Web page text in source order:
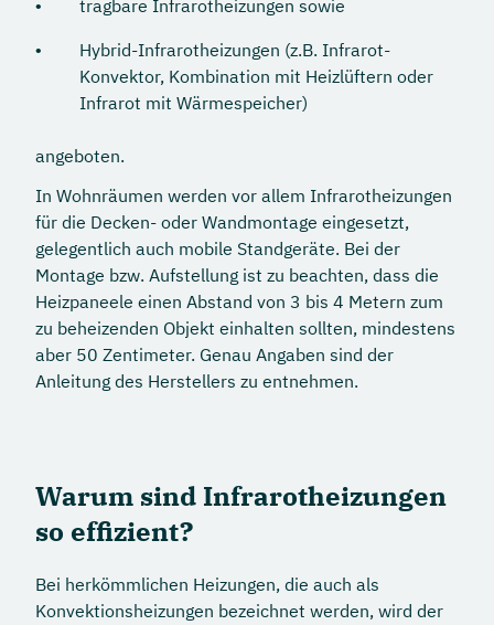
tragbare Infrarotheizungen sowie
Hybrid-Infrarotheizungen (z.B. Infrarot-
Konvektor, Kombination mit Heizlüftern oder
Infrarot mit Wärmespeicher)
angeboten.
In Wohnräumen werden vor allem Infrarotheizungen
für die Decken- oder Wandmontage eingesetzt,
gelegentlich auch mobile Standgeräte. Bei der
Montage bzw. Aufstellung ist zu beachten, dass die
Heizpaneele einen Abstand von 3 bis 4 Metern zum
zu beheizenden Objekt einhalten sollten, mindestens
aber 50 Zentimeter. Genau Angaben sind der
Anleitung des Herstellers zu entnehmen.
Warum sind Infrarotheizungen
so effizient?
Bei herkömmlichen Heizungen, die auch als
Konvektionsheizungen bezeichnet werden, wird der